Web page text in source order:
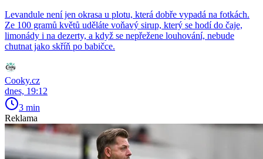
Levandule není jen okrasa u plotu, která dobře vypadá na fotkách.
Ze 100 gramů květů uděláte voňavý sirup, který se hodí do čaje,
limonády i na dezerty, a když se nepřežene louhování, nebude
chutnat jako skříň po babičce.
Cooky.cz
dnes, 19:12
3 min
Reklama